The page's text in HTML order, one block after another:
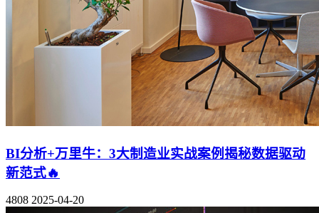
BI分析+万里牛：3大制造业实战案例揭秘数据驱动
新范式🔥
4808 2025-04-20